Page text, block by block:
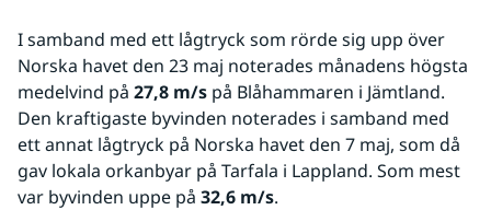
I samband med ett lågtryck som rörde sig upp över
Norska havet den 23 maj noterades månadens högsta
medelvind på 27,8 m/s på Blåhammaren i Jämtland.
Den kraftigaste byvinden noterades i samband med
ett annat lågtryck på Norska havet den 7 maj, som då
gav lokala orkanbyar på Tarfala i Lappland. Som mest
var byvinden uppe på 32,6 m/s.